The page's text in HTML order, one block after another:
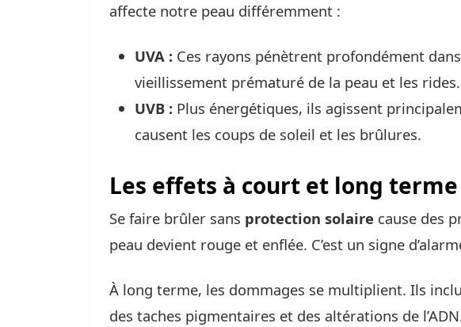
affecte notre peau différemment :
UVA : Ces rayons pénètrent profondément
vieillissement prématuré de la peau et les rides.
UVB : Plus énergétiques, ils agissent
causent les coups de soleil et les brûlures.
Les effets à court et long
Se faire brûler sans protection solaire cause des
peau devient rouge et enflée. C’est un signe
À long terme, les dommages se multiplient. Ils
des taches pigmentaires et des altérations de